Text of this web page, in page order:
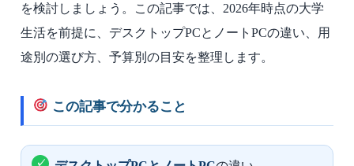
を検討しましょう。この記事では、2026年時点の大学
生活を前提に、デスクトップPCとノートPCの違い、用
途別の選び方、予算別の目安を整理します。
この記事で分かること